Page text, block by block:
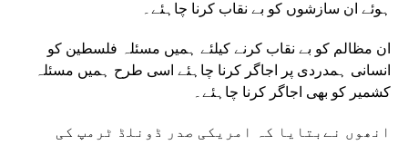
ہوئے ان سازشوں کو بے نقاب کرنا چاہئے۔
ان مظالم کو بے نقاب کرنے کیلئے ہمیں مسئلہ فلسطین کو
انسانی ہمدردی پر اجاگر کرنا چاہئے اسی طرح ہمیں مسئلہ
کشمیر کو بھی اجاگر کرنا چاہئے۔
انھوں نےبتایا کہ امریکی صدر ڈونلڈ ٹرمپ کی